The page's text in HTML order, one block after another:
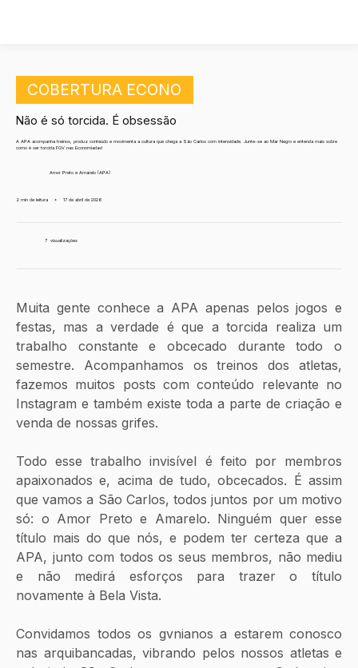
COBERTURA ECONO
Não é só torcida. É obsessão
A APA acompanha treinos, produz conteúdo e movimenta a cultura que chega a São Carlos com intensidade. Junte-se ao Mar Negro e entenda mais sobre
como é ser torcida FGV nas Economíadas!
Amor Preto e Amarelo (APA)
2 min de leitura • 17 de abril de 2026
7 visualizações
Muita gente conhece a APA apenas pelos jogos e
festas, mas a verdade é que a torcida realiza um
trabalho constante e obcecado durante todo o
semestre. Acompanhamos os treinos dos atletas,
fazemos muitos posts com conteúdo relevante no
Instagram e também existe toda a parte de criação e
venda de nossas grifes.
Todo esse trabalho invisível é feito por membros
apaixonados e, acima de tudo, obcecados. É assim
que vamos a São Carlos, todos juntos por um motivo
só: o Amor Preto e Amarelo. Ninguém quer esse
título mais do que nós, e podem ter certeza que a
APA, junto com todos os seus membros, não mediu
e não medirá esforços para trazer o título
novamente à Bela Vista.
Convidamos todos os gvnianos a estarem conosco
nas arquibancadas, vibrando pelos nossos atletas e